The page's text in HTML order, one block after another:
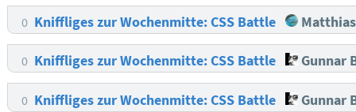
0 Kniffliges zur Wochenmitte: CSS Battle
0 Kniffliges zur Wochenmitte: CSS Battle Gunnar
0 Kniffliges zur Wochenmitte: CSS Battle Gunnar